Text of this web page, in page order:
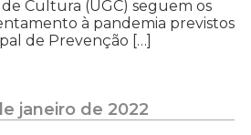
Cultura (UGC) seguem os
à pandemia previstos
de Prevenção […]
janeiro de 2022